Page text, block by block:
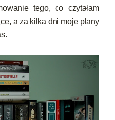
tego, co czytałam
a za kilka dni moje plany